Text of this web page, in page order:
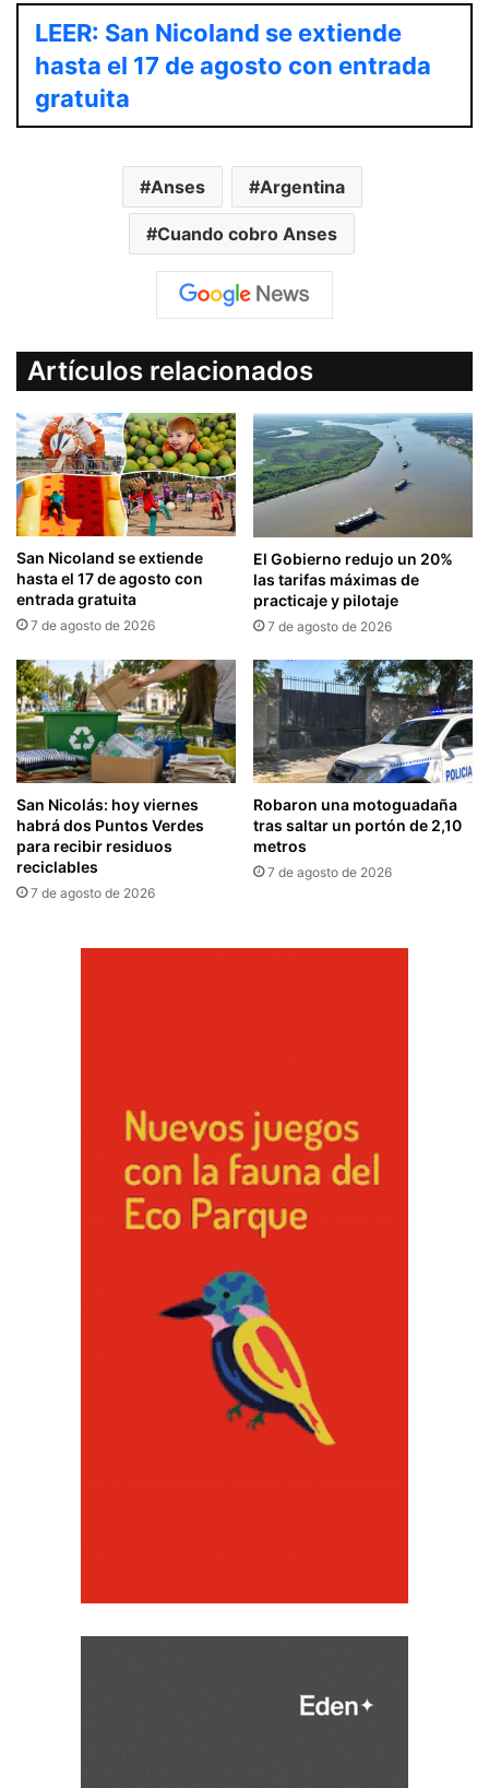
LEER: San Nicoland se extiende
hasta el 17 de agosto con entrada
gratuita
Anses Argentina
Cuando cobro Anses
Artículos relacionados
San Nicoland se extiende
hasta el 17 de agosto con
entrada gratuita
7 de agosto de 2026
El Gobierno redujo un 20%
las tarifas máximas de
practicaje y pilotaje
7 de agosto de 2026
San Nicolás: hoy viernes
habrá dos Puntos Verdes
para recibir residuos
reciclables
7 de agosto de 2026
Robaron una motoguadaña
tras saltar un portón de 2,10
metros
7 de agosto de 2026